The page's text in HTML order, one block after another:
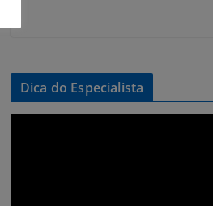
Dica do Especialista